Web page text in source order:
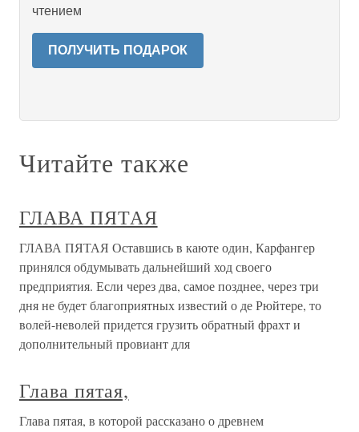
чтением
ПОЛУЧИТЬ ПОДАРОК
Читайте также
ГЛАВА ПЯТАЯ
ГЛАВА ПЯТАЯ Оставшись в каюте один, Карфангер
принялся обдумывать дальнейший ход своего
предприятия. Если через два, самое позднее, через три
дня не будет благоприятных известий о де Рюйтере, то
волей-неволей придется грузить обратный фрахт и
дополнительный провиант для
Глава пятая,
Глава пятая, в которой рассказано о древнем